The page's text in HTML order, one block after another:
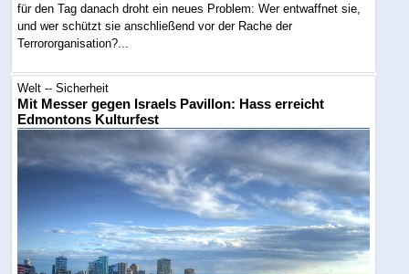
für den Tag danach droht ein neues Problem: Wer entwaffnet sie,
und wer schützt sie anschließend vor der Rache der
Terrororganisation?...
Welt -- Sicherheit
Mit Messer gegen Israels Pavillon: Hass erreicht
Edmontons Kulturfest